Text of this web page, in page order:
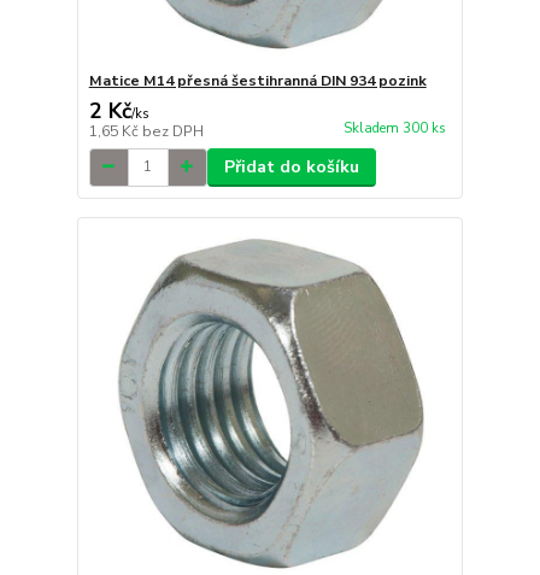
Matice M14 přesná šestihranná DIN 934 pozink
2 Kč/ks
1,65 Kč bez DPH Skladem 300 ks
Přidat do košíku